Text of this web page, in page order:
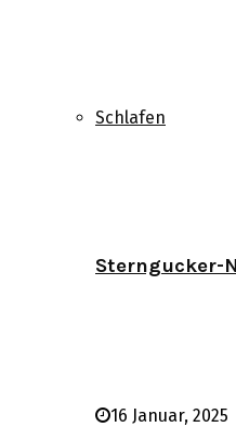
Schlafen
Sterngucker-
16 Januar, 2025